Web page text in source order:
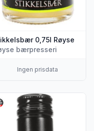
0,75l Røyse
bærpresseri
Ingen prisdata
Juice
flere detaljer for